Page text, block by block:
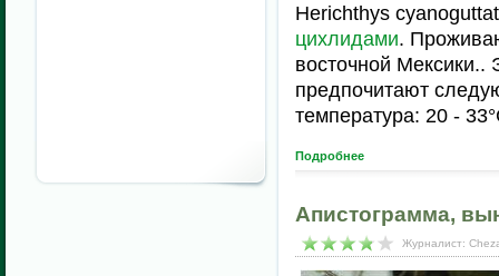
Herichthys
цихлидами.
восточной
предпочитают
температура: 20 -
Подробнее
Апистограмма,
Журналист: